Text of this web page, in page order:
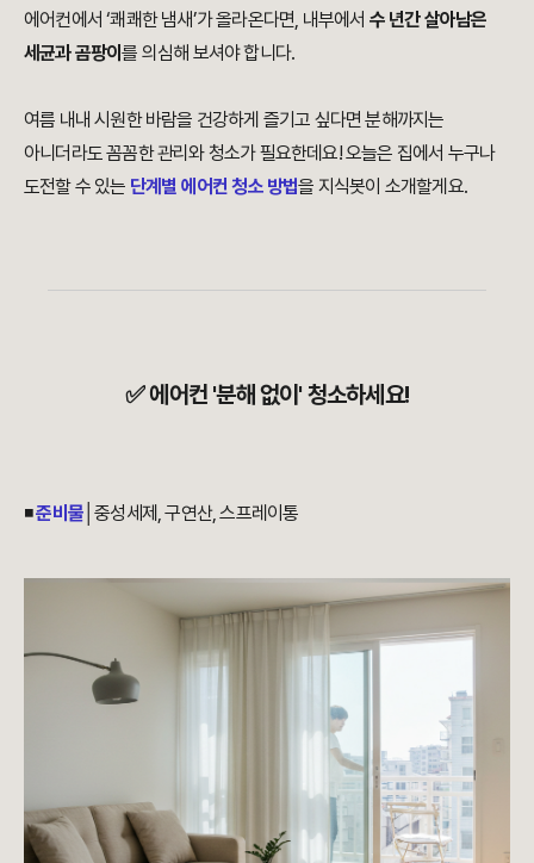
에어컨에서 ‘쾌쾌한 냄새’가 올라온다면, 내부에서 수 년간 살아남은
세균과 곰팡이를 의심해 보셔야 합니다.
여름 내내 시원한 바람을 건강하게 즐기고 싶다면 분해까지는
아니더라도 꼼꼼한 관리와 청소가 필요한데요! 오늘은 집에서 누구나
도전할 수 있는 단계별 에어컨 청소 방법을 지식봇이 소개할게요.
✅ 에어컨 '분해 없이' 청소하세요!
◾준비물 │중성세제, 구연산, 스프레이통